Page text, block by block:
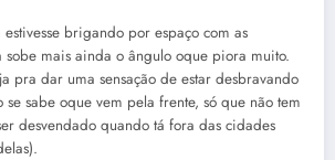
estivesse brigando por espaço com as
sobe mais ainda o ângulo oque piora muito.
pra dar uma sensação de estar desbravando
se sabe oque vem pela frente, só que não tem
desvendado quando tá fora das cidades